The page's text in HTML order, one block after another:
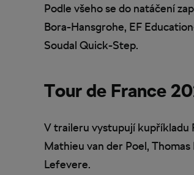
Podle všeho se do natáčení
Bora-Hansgrohe, EF
Soudal Quick-Step.
Tour de France
V traileru vystupují kupříkladu
Mathieu van der Poel,
Lefevere.